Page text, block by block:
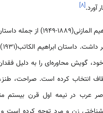
آورد.[۸]
ابراهیم
خود، گویش محاوره‌ای را به دلیل
انتخاب کرده است. صراحت، طنز،
عرب در نیمه اول قرن بیستم